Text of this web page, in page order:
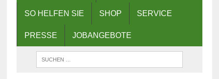
SO HELFEN SIE SHOP SERVICE
PRESSE JOBANGEBOTE